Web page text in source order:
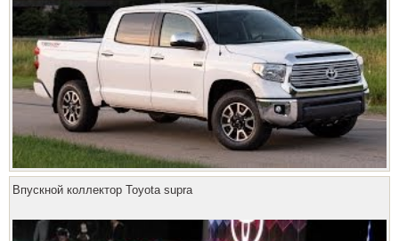
Впускной коллектор Toyota supra